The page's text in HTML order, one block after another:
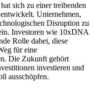
sich zu einer treibenden
Unternehmen,
Disruption zu
Investoren wie 10xDNA
Rolle dabei, diese
für eine
Die Zukunft gehört
investieren und
ausschöpfen.